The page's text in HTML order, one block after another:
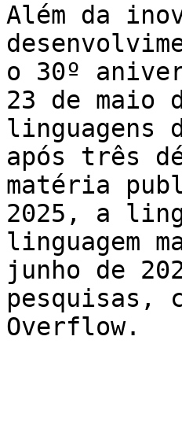
Além da
o 30º
23 de maio
linguagens
após três
matéria
2025, a
linguagem
junho de
pesquisas,
Overflow.